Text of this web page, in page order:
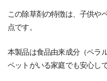
この除草剤の特徴は、子供や
点です。
本製品は食品由来成分（ペラ
ペットがいる家庭でも安心し